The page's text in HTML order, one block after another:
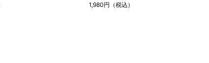
1,980円（税込）